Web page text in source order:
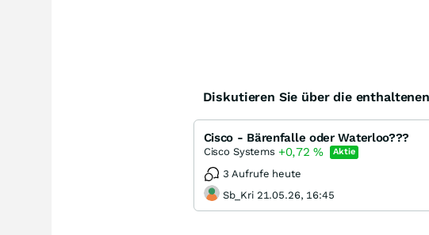
Diskutieren Sie über die
Cisco - Bärenfalle oder Waterloo???
Cisco Systems +0,72% Aktie
3 Aufrufe heute
Sb_Kri 21.05.26, 16:45